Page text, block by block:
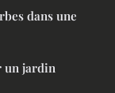
dans une
un jardin